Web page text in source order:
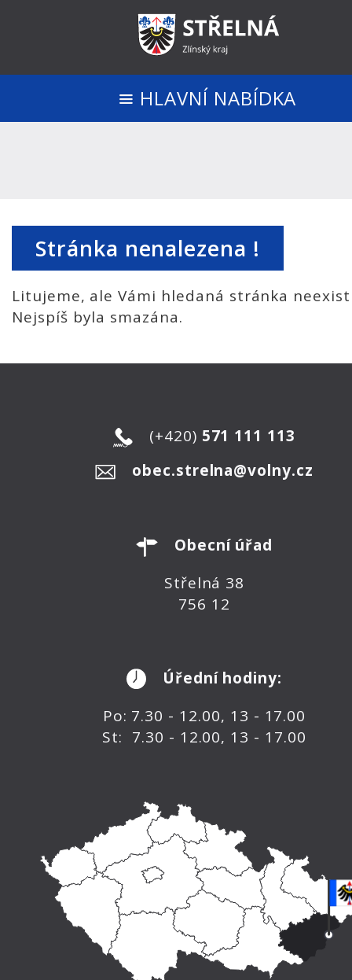
HLAVNÍ NABÍDKA
Stránka nenalezena !
Litujeme, ale Vámi hledaná stránka
Nejspíš byla smazána.
(+420) 571 111 113
obec.strelna@volny.cz
Obecní úřad
Střelná 38
756 12
Úřední hodiny:
Po: 7.30 - 12.00, 13 - 17.00
St: 7.30 - 12.00, 13 - 17.00